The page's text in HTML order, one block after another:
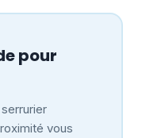
pour
vous